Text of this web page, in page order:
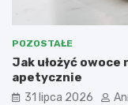
POZOSTAŁE
Jak ułożyć
apetycznie
31 lipca 2026